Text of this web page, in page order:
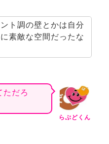
ト調の壁とかは自分
素敵な空間だったな
らぶどくん
ただろ